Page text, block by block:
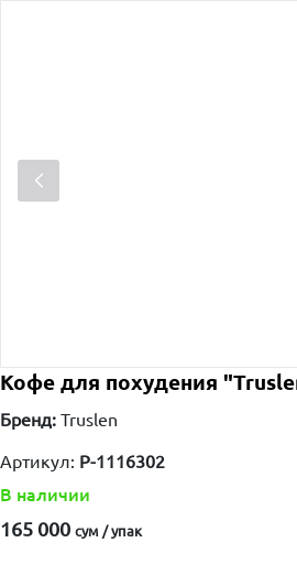
Кофе для похудения
Бренд: Truslen
Артикул: P-1116302
В наличии
165 000 сум / упак